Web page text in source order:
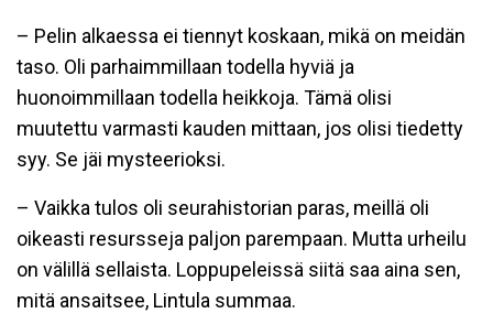
– Pelin alkaessa ei tiennyt koskaan, mikä on meidän
taso. Oli parhaimmillaan todella hyviä ja
huonoimmillaan todella heikkoja. Tämä olisi
muutettu varmasti kauden mittaan, jos olisi tiedetty
syy. Se jäi mysteerioksi.
– Vaikka tulos oli seurahistorian paras, meillä oli
oikeasti resursseja paljon parempaan. Mutta urheilu
on välillä sellaista. Loppupeleissä siitä saa aina sen,
mitä ansaitsee, Lintula summaa.